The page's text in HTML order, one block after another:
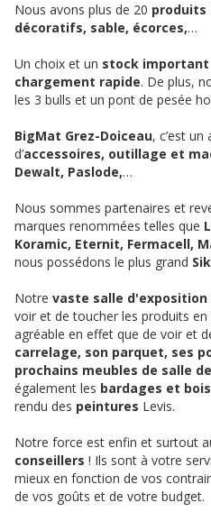
Nous avons plus de 20 produits
décoratifs, sable, écorces,…
Un choix et un stock important
chargement rapide. De plus,
les 3 bulls et un pont de pesée
BigMat Grez-Doiceau, c’est
d’accessoires, outillage et
Dewalt, Paslode,…
Nous sommes partenaires et
marques renommées telles que
Koramic, Eternit, Fermacell,
nous possédons le plus grand
Notre vaste salle d'exposition
voir et de toucher les produits
agréable en effet que de voir et
carrelage, son parquet, ses
prochains meubles de salle
également les bardages et
rendu des peintures Levis.
Notre force est enfin et surtout
conseillers ! Ils sont à votre
mieux en fonction de vos
de vos goûts et de votre budget.